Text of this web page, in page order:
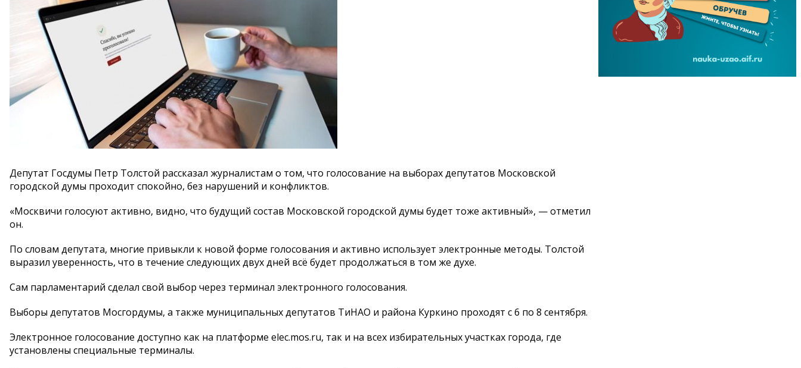
Депутат Госдумы Петр Толстой рассказал журналистам о том, что голосование на выборах депутатов Московской
городской думы проходит спокойно, без нарушений и конфликтов.
«Москвичи голосуют активно, видно, что будущий состав Московской городской думы будет тоже активный», — отметил
он.
По словам депутата, многие привыкли к новой форме голосования и активно использует электронные методы. Толстой
выразил уверенность, что в течение следующих двух дней всё будет продолжаться в том же духе.
Сам парламентарий сделал свой выбор через терминал электронного голосования.
Выборы депутатов Мосгордумы, а также муниципальных депутатов ТиНАО и района Куркино проходят с 6 по 8 сентября.
Электронное голосование доступно как на платформе elec.mos.ru, так и на всех избирательных участках города, где
установлены специальные терминалы.